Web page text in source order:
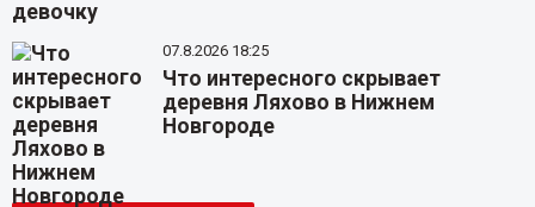
07.8.2026 18:25
Что интересного скрывает
деревня Ляхово в Нижнем
Новгороде